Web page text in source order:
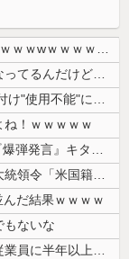
【画像】 16歳でこのお◯ぱいはいかんでしょｗｗｗwｗｗｗｗｗｗｗｗ❤
彼氏が『この車』買おうとして私とケンカになってるんだけどｗｗｗｗｗｗ
【 つ 】面識ある女性の水筒に"下半身"を押し付け"使用不能"にした疑...
ね！ｗｗｗｗｗ
【悲報】大物ミュージシャンSUGIZOさん、『爆弾発言』キタァアアアア...
【速報】トランプ大統領、出産旅行を禁じる大統領令「米国籍取得を目的とし...
んだ結果ｗｗｗｗ
もないな
経済崩壊の中国・広東省の工場にて経営者が従業員に半年以上給料未払いした...